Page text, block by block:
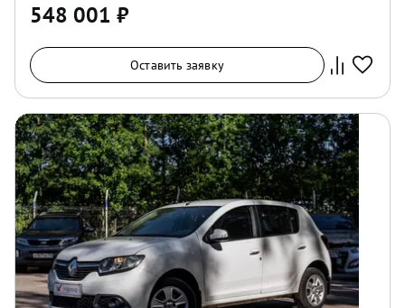
548 001 ₽
Оставить заявку